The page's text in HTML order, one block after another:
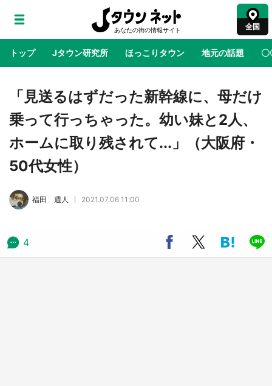
全国
トップ Jタウン研究所 ほっこりタウン 地元の話題 〇
地域×二次元 絶景 あの時はありがとう 物語がはじ
『薬屋のひとりごと』の〝舞〟の世界に入り込
む 六本木ヒルズ展望台でコラボ、本邦初公開
の「猫猫像」も【8／1～10／26】
メ『ハイキュー！！』×老舗「鐘崎」コラボで
『小林さんちのメイドラゴン』と舞台のモデ
ル・越谷がコラボ 田んぼアートの見頃にあわ
「見送るはずだった新幹線に、母だけ
乗って行っちゃった。幼い妹と2人、
ホームに取り残されて...」（大阪府・
50代女性）
福田 週人 2021.07.06 11:00
4